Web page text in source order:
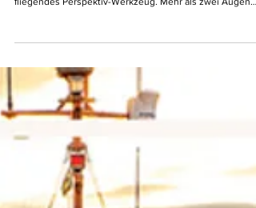
vielleicht ein paar Bilder, die man so vorher nicht im Kopf
echten Einsatz bewährt.